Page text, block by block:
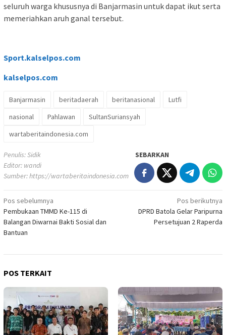
seluruh warga khususnya di Banjarmasin untuk dapat ikut serta
memeriahkan aruh ganal tersebut.
Sport.kalselpos.com
kalselpos.com
Banjarmasin beritadaerah beritanasional
Lutfi
nasional
Pahlawan
SultanSuriansyah
wartaberitaindonesia.com
Penulis: Sidik
Editor: wandi
Sumber:https://wartaberitaindonesia.com
SEBARKAN
Navigasi
pos
Pos sebelumnya
Pembukaan TMMD Ke-115 di
Balangan Diwarnai Bakti Sosial dan
Bantuan
Pos berikutnya
DPRD Batola Gelar Paripurna
Persetujuan 2 Raperda
POS TERKAIT